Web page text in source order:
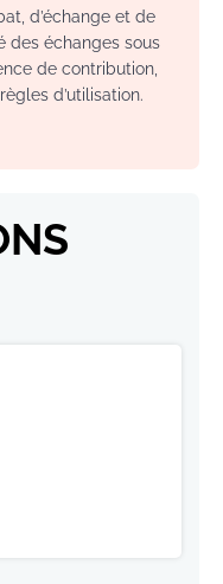
d’échange et de
des échanges sous
de contribution,
d’utilisation.